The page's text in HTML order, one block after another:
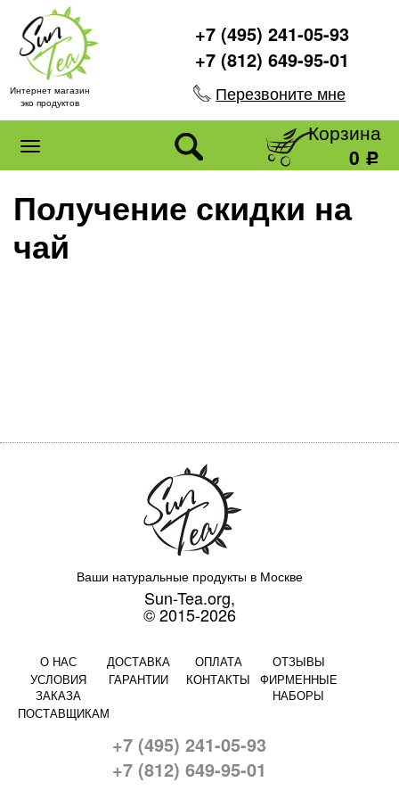
Интернет магазин
эко продуктов
+7 (495) 241-05-93
+7 (812) 649-95-01
Перезвоните мне
Корзина
0 Р
Получение скидки на
чай
Ваши натуральные продукты в Москве
Sun-Tea.org,
© 2015-2026
О НАС ДОСТАВКА ОПЛАТА
ОТЗЫВЫ
УСЛОВИЯ
ЗАКАЗА
ГАРАНТИИ КОНТАКТЫ
ФИРМЕННЫЕ
НАБОРЫ
ПОСТАВЩИКАМ
+7 (495) 241-05-93
+7 (812) 649-95-01